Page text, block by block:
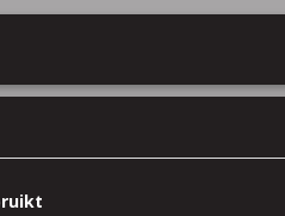
3% elasthan hose Kleid Pulli pullover
ist 4 cm